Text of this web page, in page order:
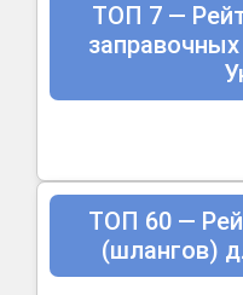
ТОП 7 —
ТОП 60 —
(шлангов)